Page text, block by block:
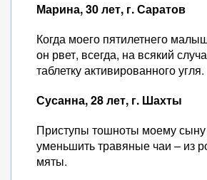
Марина, 30 лет, г. Саратов
Когда моего пятилетнего
он рвет, всегда, на всякий
таблетку активированного угля.
Сусанна, 28 лет, г. Шахты
Приступы тошноты моему
уменьшить травяные чаи – из
мяты.